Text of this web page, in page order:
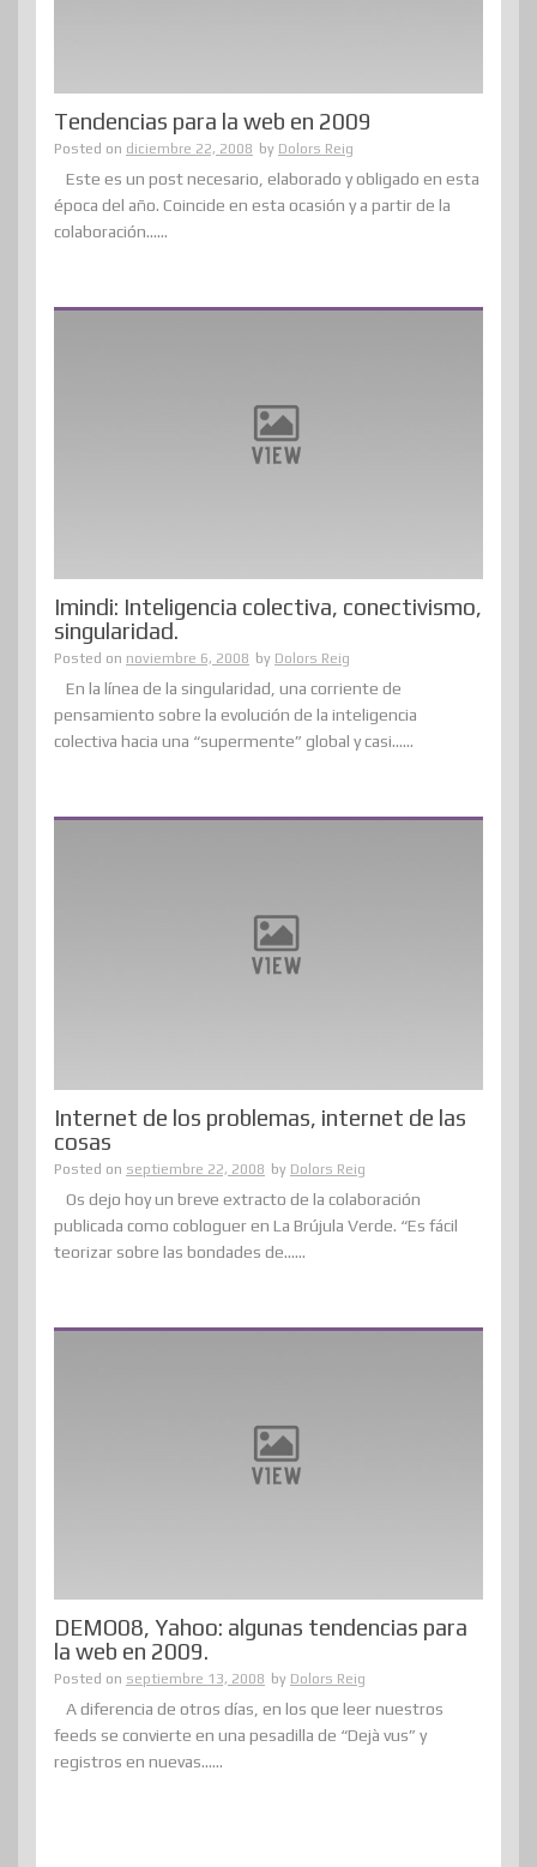
Tendencias para la web en 2009
Posted on diciembre 22, 2008 by Dolors Reig
Este es un post necesario, elaborado y obligado en esta
época del año. Coincide en esta ocasión y a partir de la
colaboración......
Imindi: Inteligencia colectiva, conectivismo,
singularidad.
Posted on noviembre 6, 2008 by Dolors Reig
En la línea de la singularidad, una corriente de
pensamiento sobre la evolución de la inteligencia
colectiva hacia una “supermente” global y casi......
Internet de los problemas, internet de las
cosas
Posted on septiembre 22, 2008 by Dolors Reig
Os dejo hoy un breve extracto de la colaboración
publicada como cobloguer en La Brújula Verde. “Es fácil
teorizar sobre las bondades de......
DEMO08, Yahoo: algunas tendencias para
la web en 2009.
Posted on septiembre 13, 2008 by Dolors Reig
A diferencia de otros días, en los que leer nuestros
feeds se convierte en una pesadilla de “Dejà vus” y
registros en nuevas......